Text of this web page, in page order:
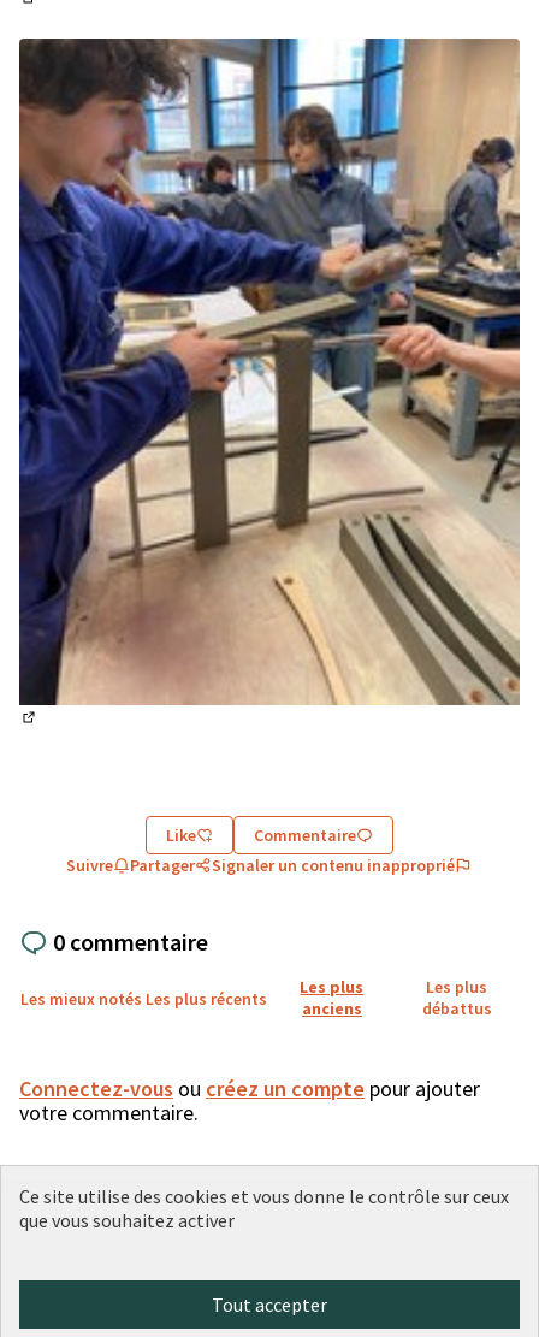
Like
Commentaire
Suivre
Partager Signaler un contenu inapproprié
0 commentaire
Les mieux notés Les plus récents
Les plus
anciens
Les plus
débattus
Connectez-vous ou créez un compte pour ajouter
votre commentaire.
(Lien externe)
(Lien externe)
(Lien externe)
(Lien externe)
(Lien externe)
Ce site utilise des cookies et vous donne le contrôle sur ceux
que vous souhaitez activer
Tout accepter